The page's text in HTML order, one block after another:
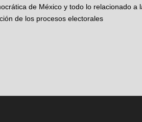
de México y todo lo relacionado a
de los procesos electorales